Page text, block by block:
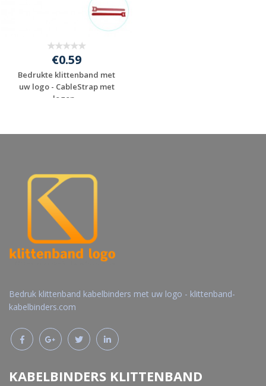
€0.59
Bedrukte klittenband met
uw logo - CableStrap met
logop...
Bedruk klittenband kabelbinders met uw logo - klittenband-
kabelbinders.com
KABELBINDERS KLITTENBAND